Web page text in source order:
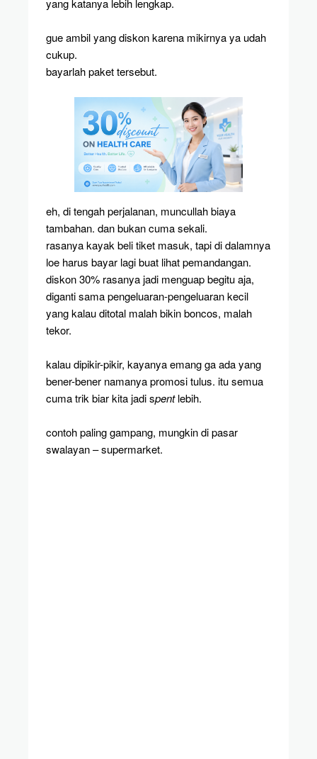
gue ambil yang diskon karena mikirnya ya udah
cukup.
bayarlah paket tersebut.
eh, di tengah perjalanan, muncullah biaya
tambahan. dan bukan cuma sekali.
rasanya kayak beli tiket masuk, tapi di dalamnya
loe harus bayar lagi buat lihat pemandangan.
diskon 30% rasanya jadi menguap begitu aja,
diganti sama pengeluaran-pengeluaran kecil
yang kalau ditotal malah bikin boncos, malah
tekor.
kalau dipikir-pikir, kayanya emang ga ada yang
bener-bener namanya promosi tulus. itu semua
cuma trik biar kita jadi spentlebih.
contoh paling gampang, mungkin di pasar
swalayan – supermarket.